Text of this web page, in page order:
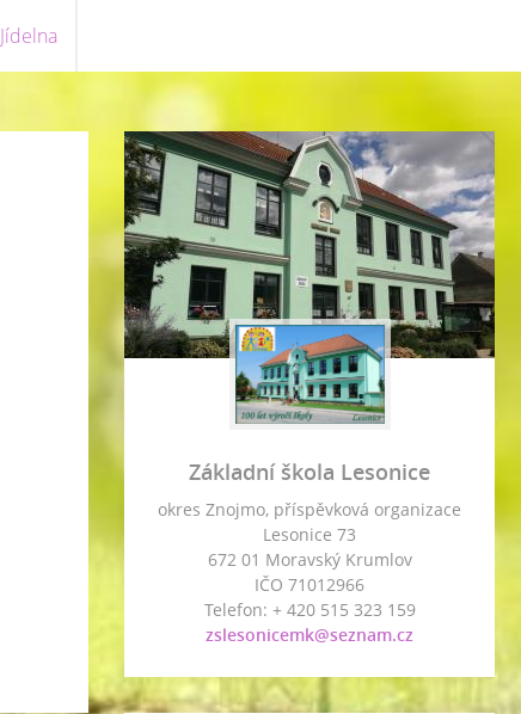
Jídelna
Základní škola Lesonice
okres Znojmo, příspěvková organizace
Lesonice 73
672 01 Moravský Krumlov
IČO 71012966
Telefon: + 420 515 323 159
zslesonicemk@seznam.cz